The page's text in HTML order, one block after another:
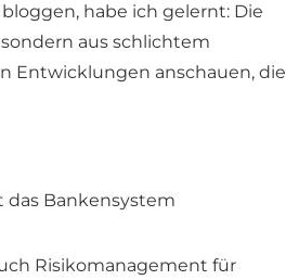
habe ich gelernt: Die
aus schlichtem
Entwicklungen anschauen, die
das Bankensystem
Risikomanagement für